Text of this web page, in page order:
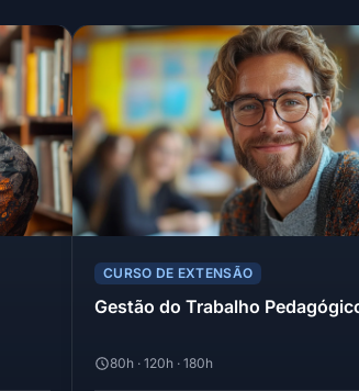
CURSO DE EXTENSÃO
Gestão do Trabalho
80h · 120h · 180h